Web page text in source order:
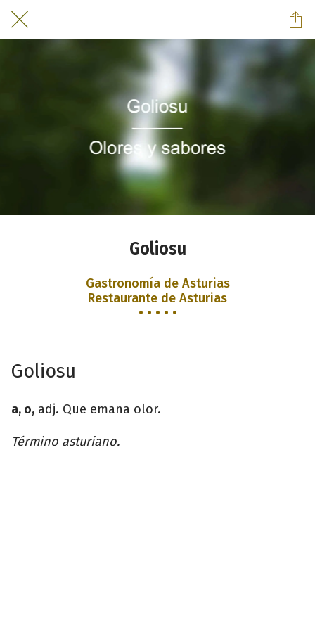
Goliosu
Gastronomía de Asturias
Restaurante de Asturias
• • • • •
Goliosu
a, o, adj. Que emana olor.
Término asturiano.